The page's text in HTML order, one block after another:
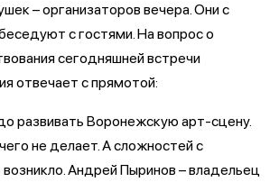
– организаторов вечера. Они с
с гостями. На вопрос о
сегодняшней встречи
отвечает с прямотой:
развивать Воронежскую арт-сцену.
не делает. А сложностей с
возникло. Андрей Пыринов – владельец